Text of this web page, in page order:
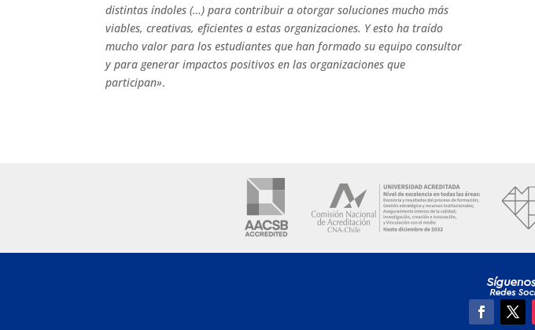
distintas índoles (…) para contribuir a otorgar soluciones mucho más
viables, creativas, eficientes a estas organizaciones. Y esto ha traído
mucho valor para los estudiantes que han formado su equipo consultor
y para generar impactos positivos en las organizaciones que
participan».